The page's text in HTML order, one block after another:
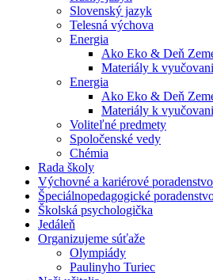
Slovenský jazyk
Telesná výchova
Energia
Ako Eko & Deň
Materiály k
Energia
Ako Eko & Deň
Materiály k
Voliteľné predmety
Spoločenské vedy
Chémia
Rada školy
Výchovné a kariérové poradenstvo
Špeciálnopedagogické
Školská psychologička
Jedáleň
Organizujeme súťaže
Olympiády
Paulinyho Turiec